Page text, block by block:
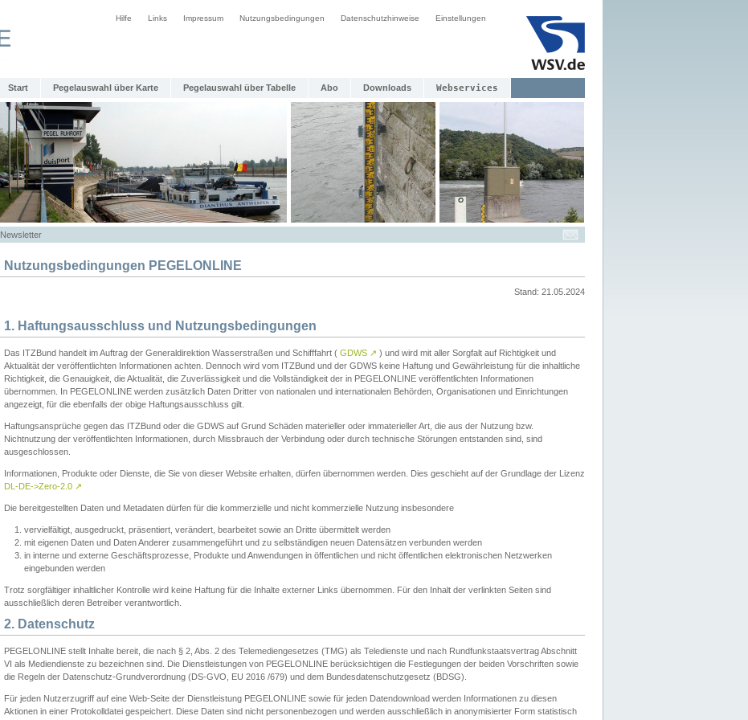
Hilfe Links Impressum Nutzungsbedingungen Datenschutzhinweise Einstellungen
Start Pegelauswahl über Karte Pegelauswahl über Tabelle Abo Downloads Webservices
Newsletter
Nutzungsbedingungen PEGELONLINE
Stand: 21.05.2024
1. Haftungsausschluss und Nutzungsbedingungen
Das ITZBund handelt im Auftrag der Generaldirektion Wasserstraßen und Schifffahrt ( GDWS ↗ ) und wird mit aller Sorgfalt auf Richtigkeit und
Aktualität der veröffentlichten Informationen achten. Dennoch wird vom ITZBund und der GDWS keine Haftung und Gewährleistung für die inhaltliche
Richtigkeit, die Genauigkeit, die Aktualität, die Zuverlässigkeit und die Vollständigkeit der in PEGELONLINE veröffentlichten Informationen
übernommen. In PEGELONLINE werden zusätzlich Daten Dritter von nationalen und internationalen Behörden, Organisationen und Einrichtungen
angezeigt, für die ebenfalls der obige Haftungsausschluss gilt.
Haftungsansprüche gegen das ITZBund oder die GDWS auf Grund Schäden materieller oder immaterieller Art, die aus der Nutzung bzw.
Nichtnutzung der veröffentlichten Informationen, durch Missbrauch der Verbindung oder durch technische Störungen entstanden sind, sind
ausgeschlossen.
Informationen, Produkte oder Dienste, die Sie von dieser Website erhalten, dürfen übernommen werden. Dies geschieht auf der Grundlage der Lizenz
DL-DE->Zero-2.0 ↗
Die bereitgestellten Daten und Metadaten dürfen für die kommerzielle und nicht kommerzielle Nutzung insbesondere
vervielfältigt, ausgedruckt, präsentiert, verändert, bearbeitet sowie an Dritte übermittelt werden
mit eigenen Daten und Daten Anderer zusammengeführt und zu selbständigen neuen Datensätzen verbunden werden
in interne und externe Geschäftsprozesse, Produkte und Anwendungen in öffentlichen und nicht öffentlichen elektronischen Netzwerken
eingebunden werden
Trotz sorgfältiger inhaltlicher Kontrolle wird keine Haftung für die Inhalte externer Links übernommen. Für den Inhalt der verlinkten Seiten sind
ausschließlich deren Betreiber verantwortlich.
2. Datenschutz
PEGELONLINE stellt Inhalte bereit, die nach § 2, Abs. 2 des Telemediengesetzes (TMG) als Teledienste und nach Rundfunkstaatsvertrag Abschnitt
VI als Mediendienste zu bezeichnen sind. Die Dienstleistungen von PEGELONLINE berücksichtigen die Festlegungen der beiden Vorschriften sowie
die Regeln der Datenschutz-Grundverordnung (DS-GVO, EU 2016 /679) und dem Bundesdatenschutzgesetz (BDSG).
Für jeden Nutzerzugriff auf eine Web-Seite der Dienstleistung PEGELONLINE sowie für jeden Datendownload werden Informationen zu diesen
Aktionen in einer Protokolldatei gespeichert. Diese Daten sind nicht personenbezogen und werden ausschließlich in anonymisierter Form statistisch